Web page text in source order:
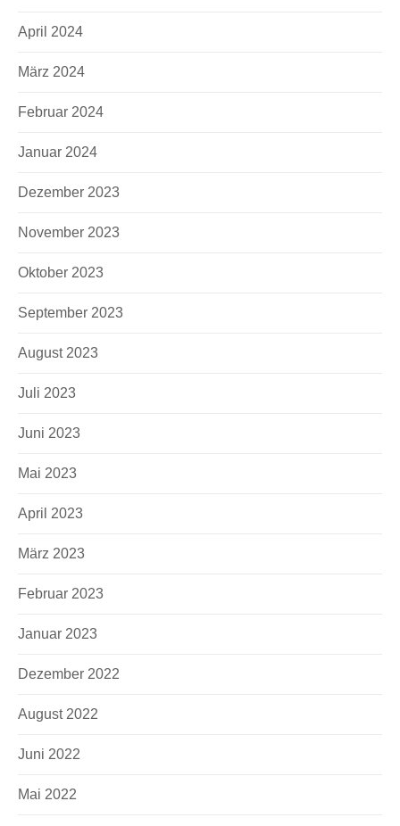
April 2024
März 2024
Februar 2024
Januar 2024
Dezember 2023
November 2023
Oktober 2023
September 2023
August 2023
Juli 2023
Juni 2023
Mai 2023
April 2023
März 2023
Februar 2023
Januar 2023
Dezember 2022
August 2022
Juni 2022
Mai 2022